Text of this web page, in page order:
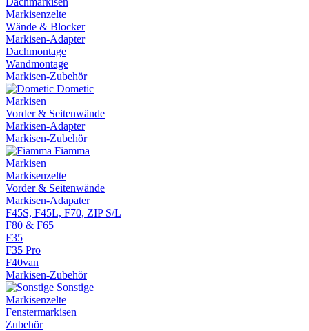
Markisenzelte
Wände & Blocker
Markisen-Adapter
Dachmontage
Wandmontage
Markisen-Zubehör
Dometic
Markisen
Vorder & Seitenwände
Markisen-Adapter
Markisen-Zubehör
Fiamma
Markisen
Markisenzelte
Vorder & Seitenwände
Markisen-Adapater
F45S, F45L, F70, ZIP S/L
F80 & F65
F35
F35 Pro
F40van
Markisen-Zubehör
Sonstige
Markisenzelte
Fenstermarkisen
Zubehör